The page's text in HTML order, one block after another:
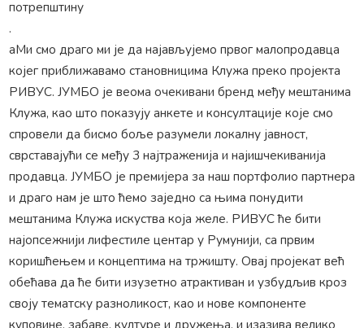
потрепштину
.
аМи смо драго ми је да најављујемо првог малопродавца
којег приближавамо становницима Клужа преко пројекта
РИВУС. ЈУМБО је веома очекивани бренд међу мештанима
Клужа, као што показују анкете и консултације које смо
спровели да бисмо боље разумели локалну јавност,
сврставајући се међу 3 најтраженија и најишчекиванија
продавца. ЈУМБО је премијера за наш портфолио партнера
и драго нам је што ћемо заједно са њима понудити
мештанима Клужа искуства која желе. РИВУС ће бити
најопсежнији лифестиле центар у Румунији, са првим
коришћењем и концептима на тржишту. Овај пројекат већ
обећава да ће бити изузетно атрактиван и узбудљив кроз
своју тематску разноликост, као и нове компоненте
куповине, забаве, културе и дружења, и изазива велико